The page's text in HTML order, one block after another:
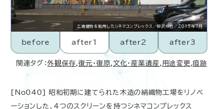
工場建物を転用したシネマコンプレックス／柳沢伸也／2015年7月
before after1 after2 after3
関連タグ：外観保存,復元･復原, 文化・産業遺産, 用途変更 ,痕跡
[No040] 昭和初期に建てられた木造の絹織物工場をリノベ
ーションした、4つのスクリーンを持つシネマコンプレックス